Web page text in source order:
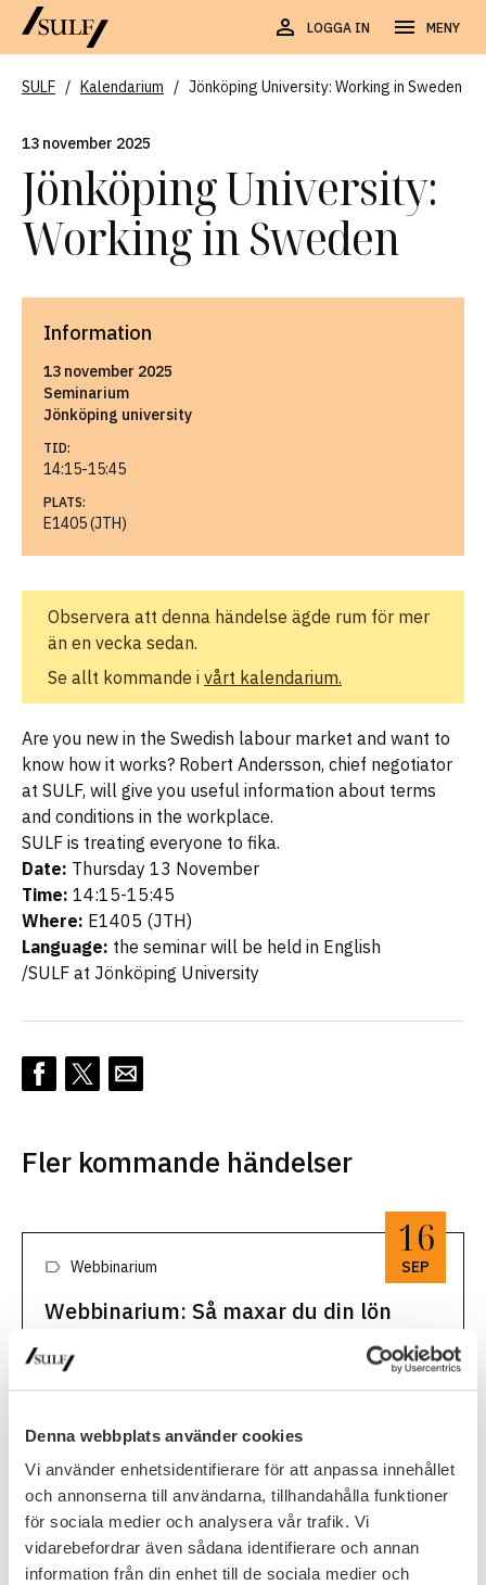
Denna webbplats använder cookies
Vi använder enhetsidentifierare för att anpassa innehållet
och annonserna till användarna, tillhandahålla funktioner
för sociala medier och analysera vår trafik. Vi
vidarebefordrar även sådana identifierare och annan
information från din enhet till de sociala medier och
LOGGA IN MENY
SULF / Kalendarium / Jönköping University: Working in Sweden
13 november 2025
Jönköping University:
Working in Sweden
Observera att denna händelse ägde rum för mer
än en vecka sedan.
Se allt kommande i vårt kalendarium.
Are you new in the Swedish labour market and want to
know how it works? Robert Andersson, chief negotiator
at SULF, will give you useful information about terms
and conditions in the workplace.
SULF is treating everyone to fika.
Date: Thursday 13 November
Time: 14:15-15:45
Where: E1405 (JTH)
Language: the seminar will be held in English
/SULF at Jönköping University
Information
13 november 2025
Seminarium
Jönköping university
TID:
14:15-15:45
PLATS:
E1405 (JTH)
Fler kommande händelser
16
SEP
Webbinarium
Webbinarium: Så maxar du din lön
Välkommen till webbinariet ”Så maxar du din lön! Tips inför,
under och efter ditt lönesamtal.” SULF:s ombudsmän
Mikael Brisslert och Malin Engström delar med sig av sina
här för att …
Läs mer
16
SEP
Digitalt